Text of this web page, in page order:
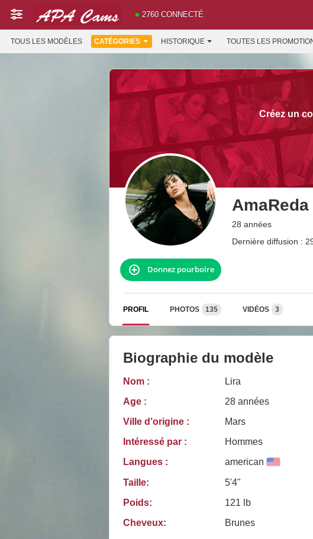
2760 CONNECTÉ
TOUS LES MODÈLES CATÉGORIES HISTORIQUE TOUTES LES
Créez un
AmaReda
28 années
Dernière diffusion :
Donnez pourboire
PROFIL PHOTOS 135 VIDÉOS 3
Biographie du modèle
Nom :
Lira
Age :
28 années
Ville d’origine :
Mars
Intéressé par :
Hommes
Langues :
american
Taille:
5'4"
Poids:
121 lb
Cheveux:
Brunes